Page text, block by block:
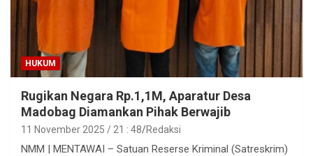
HUKUM
Rugikan Negara Rp.1,1M, Aparatur Desa
Madobag Diamankan Pihak Berwajib
11 November 2025 / 21 : 48 Redaksi
NMM | MENTAWAI – Satuan Reserse Kriminal (Satreskrim)